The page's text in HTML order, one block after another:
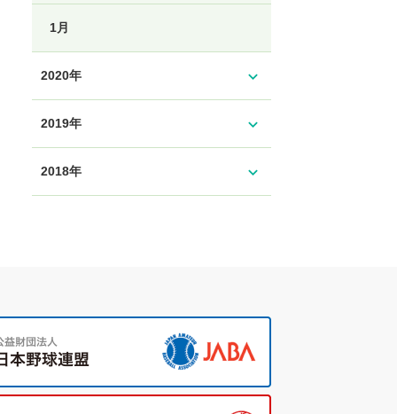
1月
2020年 expand_more
2019年 expand_more
2018年 expand_more